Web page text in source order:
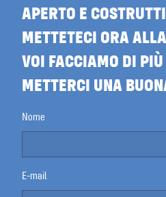
APERTO E
METTETECI ORA
VOI FACCIAMO DI PIÙ
METTERCI UNA
Nome
E-mail